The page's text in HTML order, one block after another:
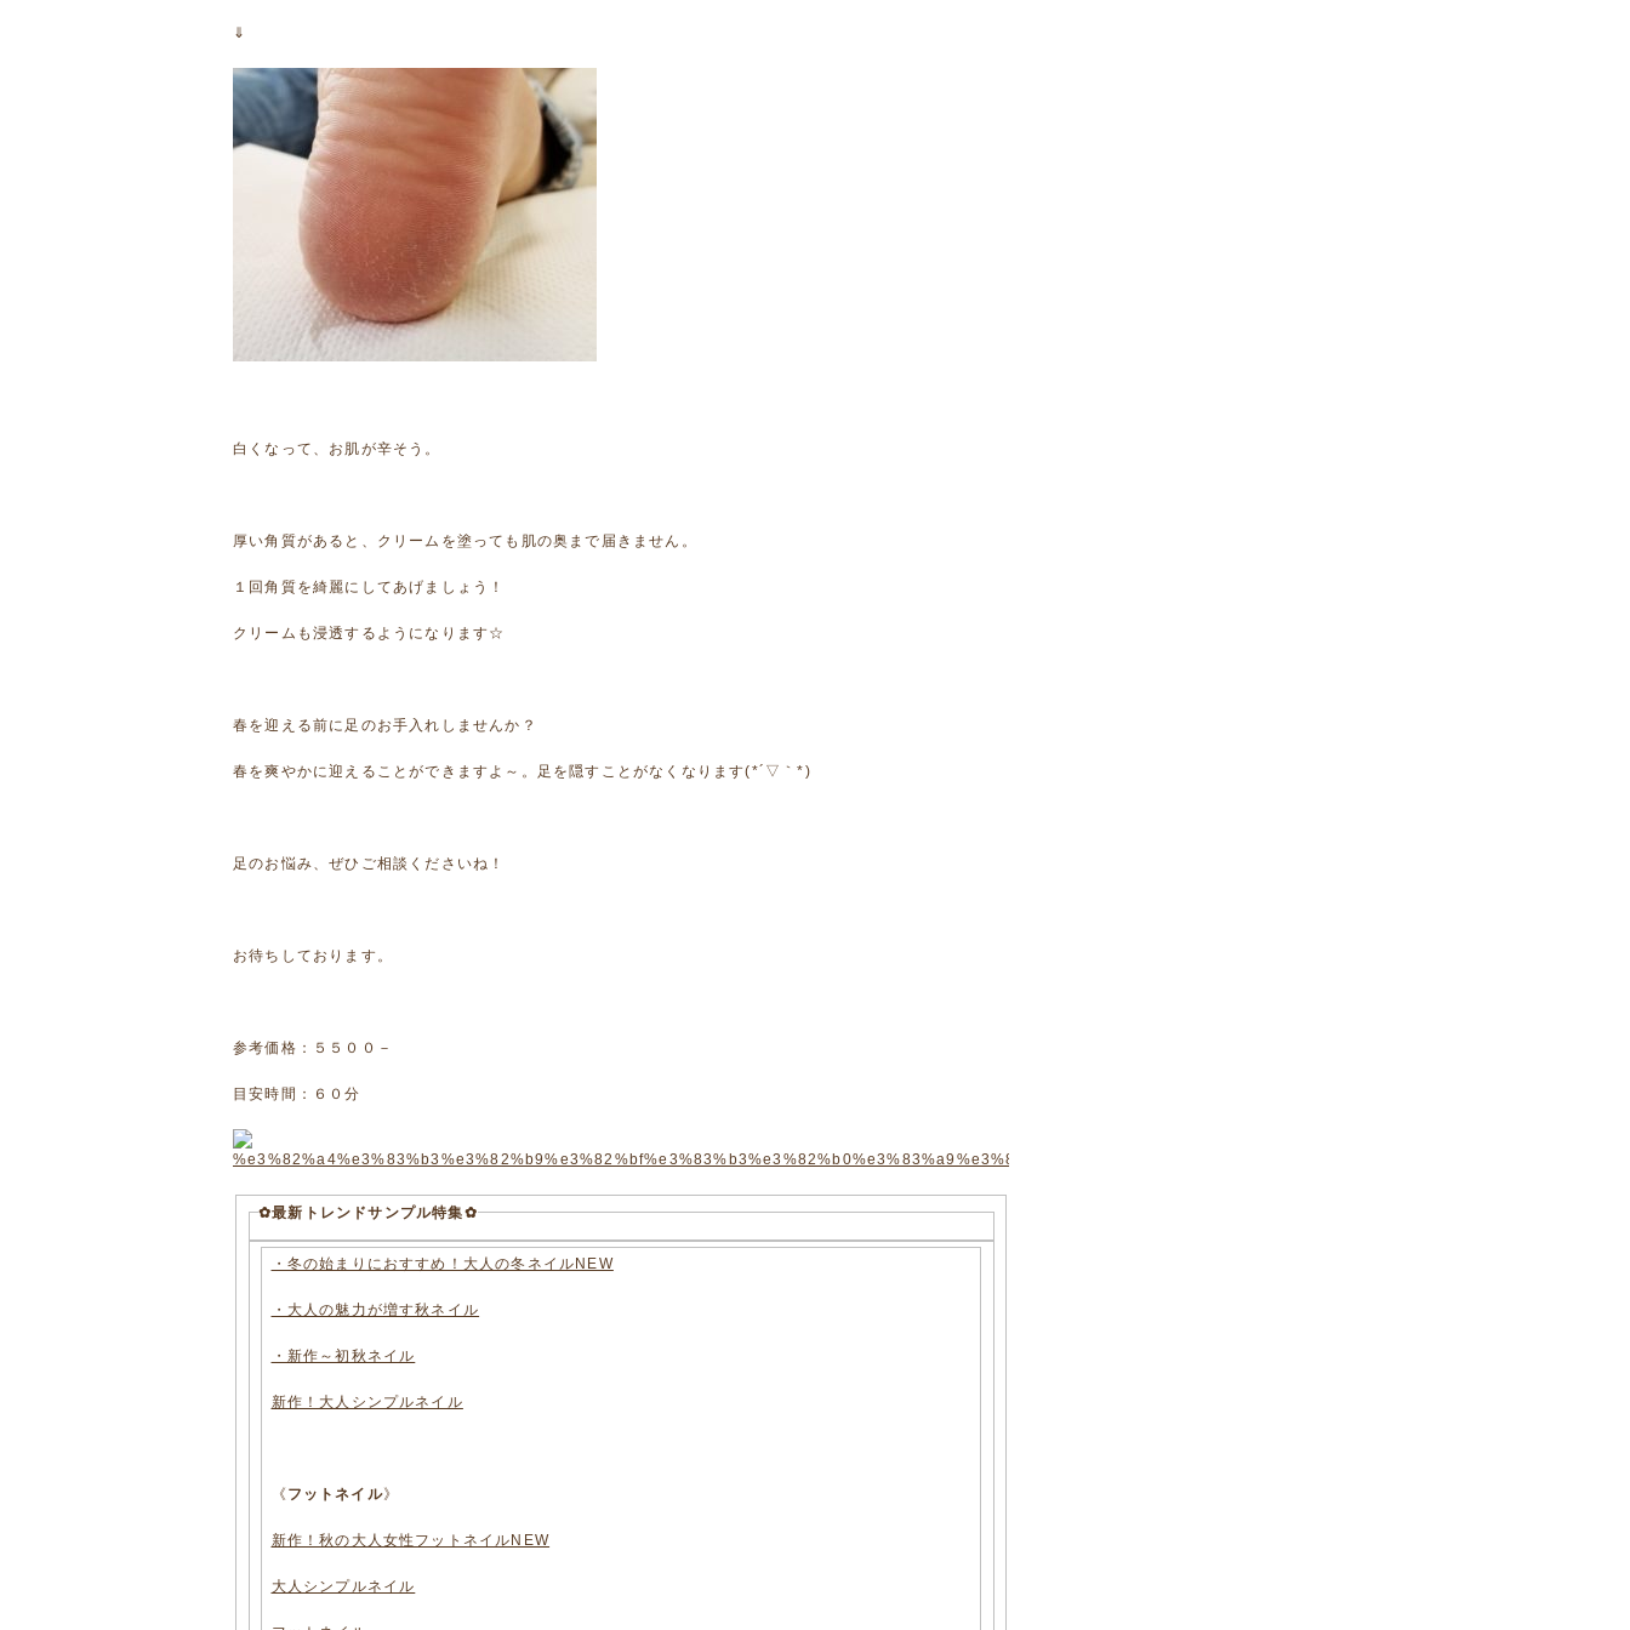
⇓
白くなって、お肌が辛そう。
厚い角質があると、クリームを塗っても肌の奥まで届きません。
１回角質を綺麗にしてあげましょう！
クリームも浸透するようになります☆
春を迎える前に足のお手入れしませんか？
春を爽やかに迎えることができますよ～。足を隠すことがなくなります(*´▽｀*)
足のお悩み、ぜひご相談くださいね！
お待ちしております。
参考価格：５５００－
目安時間：６０分
✿最新トレンドサンプル特集✿
・冬の始まりにおすすめ！大人の冬ネイルNEW
・大人の魅力が増す秋ネイル
・新作～初秋ネイル
新作！大人シンプルネイル
《 フットネイル》
新作！秋の大人女性フットネイルNEW
大人シンプルネイル